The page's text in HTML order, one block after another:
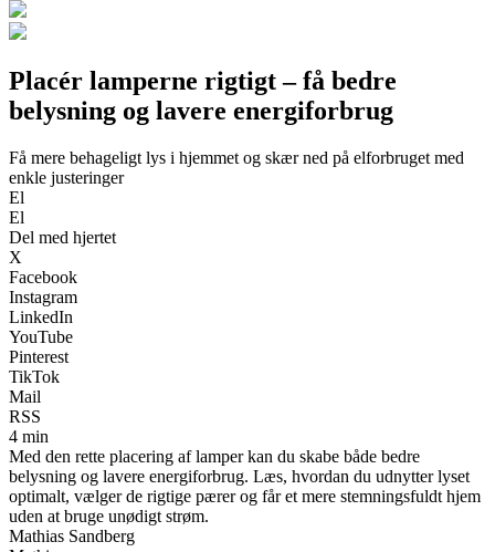
Placér lamperne rigtigt – få bedre
belysning og lavere energiforbrug
Få mere behageligt lys i hjemmet og skær ned på elforbruget med
enkle justeringer
El
El
Del med hjertet
X
Facebook
Instagram
LinkedIn
YouTube
Pinterest
TikTok
Mail
RSS
4 min
Med den rette placering af lamper kan du skabe både bedre
belysning og lavere energiforbrug. Læs, hvordan du udnytter lyset
optimalt, vælger de rigtige pærer og får et mere stemningsfuldt hjem
uden at bruge unødigt strøm.
Mathias Sandberg